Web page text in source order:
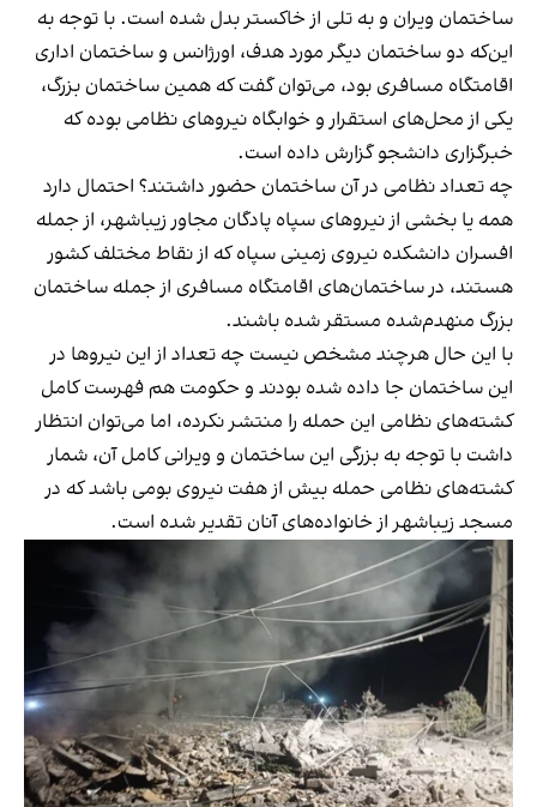
ساختمان ویران و به تلی از خاکستر بدل شده است. با توجه به
این‌که دو ساختمان دیگر مورد هدف، اورژانس و ساختمان اداری
اقامتگاه مسافری بود، می‌توان گفت که همین ساختمان بزرگ،
یکی از محل‌های استقرار و خوابگاه نیروهای نظامی بوده که
خبرگزاری دانشجو گزارش داده است.
چه تعداد نظامی در آن ساختمان حضور داشتند؟ احتمال دارد
همه یا بخشی از نیروهای سپاه پادگان مجاور زیباشهر، از جمله
افسران دانشکده نیروی زمینی سپاه که از نقاط مختلف کشور
هستند، در ساختمان‌های اقامتگاه مسافری از جمله ساختمان
بزرگ منهدم‌‌شده مستقر شده باشند.
با این حال هرچند مشخص نیست چه تعداد از این نیروها در
این ساختمان جا داده شده بودند و حکومت هم فهرست کامل
کشته‌های نظامی این حمله را منتشر نکرده، اما می‌توان انتظار
داشت با توجه به بزرگی این ساختمان و ویرانی کامل آن، شمار
کشته‌های نظامی حمله بیش از هفت نیروی بومی باشد که در
مسجد زیباشهر از خانواده‌های آنان تقدیر شده است.